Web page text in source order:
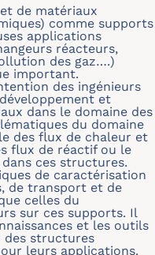
de matériaux
comme supports
applications
réacteurs,
des gaz….)
important.
des ingénieurs
et
dans le domaine des
du domaine
des flux de chaleur et
flux de réactif ou le
ces structures.
de caractérisation
de transport et de
celles du
sur ces supports. Il
et les outils
des structures
leurs applications.